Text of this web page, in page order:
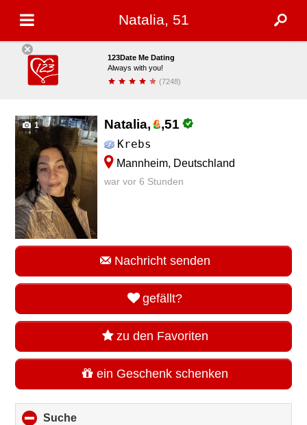
Natalia, 51
123Date Me Dating
Always with you!
(7248)
1
Natalia, ,51
Krebs
Mannheim, Deutschland
war vor 6 Stunden
Nachricht senden
gefällt?
zu den Favoriten
ein Geschenk schenken
Suche